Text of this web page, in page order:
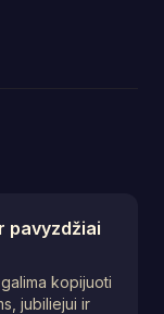
pavyzdžiai
kopijuoti
jubiliejui ir